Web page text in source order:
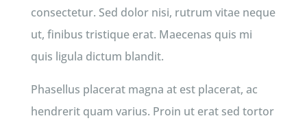
consectetur. Sed dolor nisi, rutrum vitae neque
ut, finibus tristique erat. Maecenas quis mi
quis ligula dictum blandit.
Phasellus placerat magna at est placerat, ac
hendrerit quam varius. Proin ut erat sed tortor